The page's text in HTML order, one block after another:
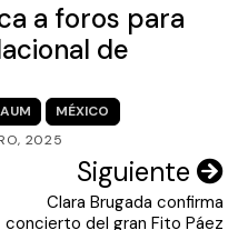
a foros para
de
MÉXICO
2025
Siguiente
Clara Brugada confirma
concierto del gran Fito Páez